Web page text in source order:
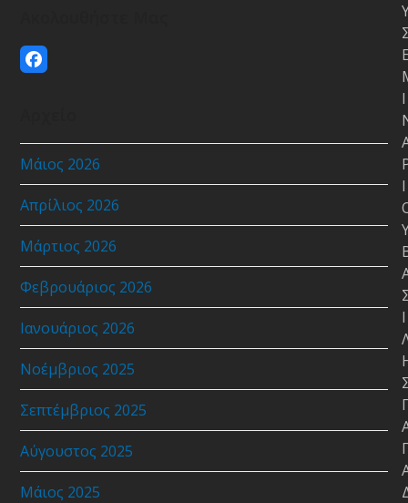
Facebook
Μάιος 2026
Απρίλιος 2026
Μάρτιος 2026
Φεβρουάριος 2026
Ιανουάριος 2026
Νοέμβριος 2025
Σεπτέμβριος 2025
Αύγουστος 2025
Μάιος 2025
Ι
Ι
Ι